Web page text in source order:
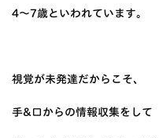
4〜7歳といわれています。
視覚が未発達だからこそ、
手&口からの情報収集をして